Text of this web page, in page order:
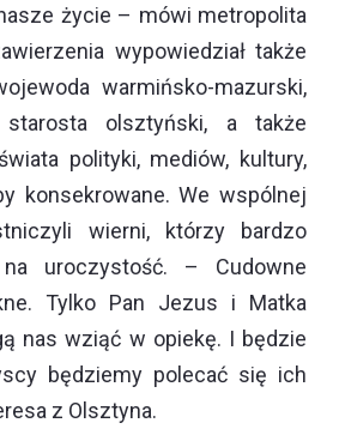
życie – mówi metropolita
wypowiedział także
warmińsko-mazurski,
starosta olsztyński, a także
polityki, mediów, kultury,
konsekrowane. We wspólnej
wierni, którzy bardzo
uroczystość. – Cudowne
Tylko Pan Jezus i Matka
nas wziąć w opiekę. I będzie
będziemy polecać się ich
z Olsztyna.